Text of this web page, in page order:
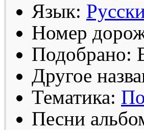
Язык:
Номер
Подобрано:
Другое
Тематика:
Песни